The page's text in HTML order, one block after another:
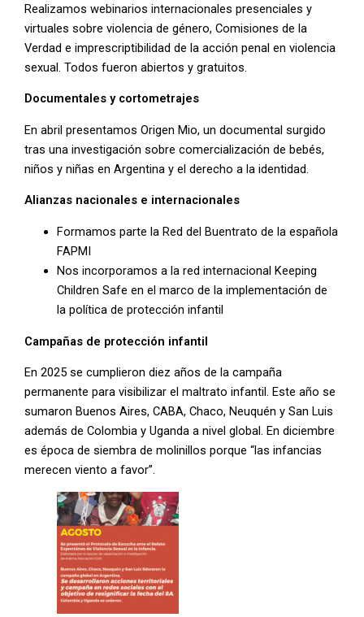
Realizamos webinarios internacionales presenciales y
virtuales sobre violencia de género, Comisiones de la
Verdad e imprescriptibilidad de la acción penal en violencia
sexual. Todos fueron abiertos y gratuitos.
Documentales y cortometrajes
En abril presentamos Origen Mio, un documental surgido
tras una investigación sobre comercialización de bebés,
niños y niñas en Argentina y el derecho a la identidad.
Alianzas nacionales e internacionales
Formamos parte la Red del Buentrato de la española
FAPMI
Nos incorporamos a la red internacional Keeping
Children Safe en el marco de la implementación de
la política de protección infantil
Campañas de protección infantil
En 2025 se cumplieron diez años de la campaña
permanente para visibilizar el maltrato infantil.Este año se
sumaron Buenos Aires, CABA, Chaco, Neuquén y San Luis
además de Colombia y Uganda a nivel global.En diciembre
es época de siembra de molinillos porque “las infancias
merecen viento a favor”.